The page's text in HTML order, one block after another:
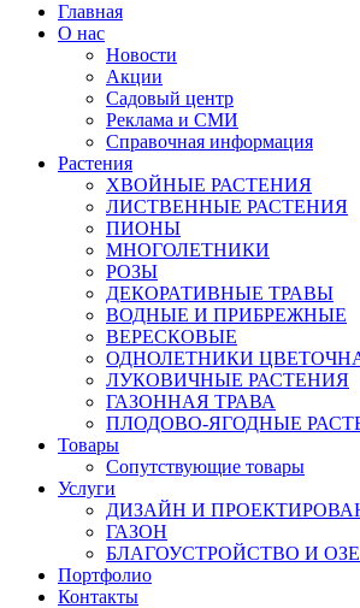
Главная
О нас
Новости
Акции
Садовый центр
Реклама и СМИ
Справочная информация
Растения
ХВОЙНЫЕ РАСТЕНИЯ
ЛИСТВЕННЫЕ РАСТЕНИЯ
ПИОНЫ
МНОГОЛЕТНИКИ
РОЗЫ
ДЕКОРАТИВНЫЕ ТРАВЫ
ВОДНЫЕ И ПРИБРЕЖНЫЕ
ВЕРЕСКОВЫЕ
ОДНОЛЕТНИКИ
ЛУКОВИЧНЫЕ РАСТЕНИЯ
ГАЗОННАЯ ТРАВА
ПЛОДОВО-ЯГОДНЫЕ
Товары
Сопутствующие товары
Услуги
ДИЗАЙН И
ГАЗОН
БЛАГОУСТРОЙСТВО И
Портфолио
Контакты